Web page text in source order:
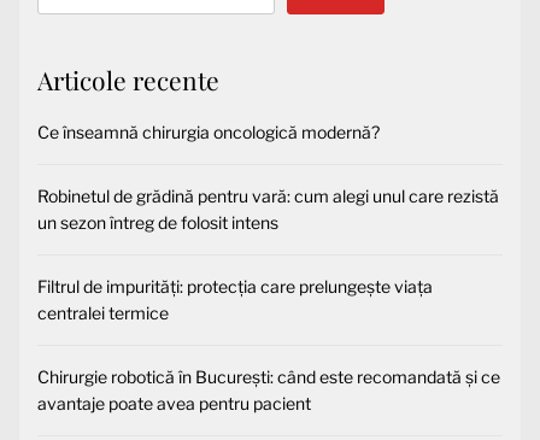
Articole recente
Ce înseamnă chirurgia oncologică modernă?
Robinetul de grădină pentru vară: cum alegi unul care rezistă
un sezon întreg de folosit intens
Filtrul de impurități: protecția care prelungește viața
centralei termice
Chirurgie robotică în București: când este recomandată și ce
avantaje poate avea pentru pacient